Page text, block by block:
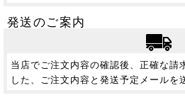
発送のご案内
当店でご注文内容の確認後、正確な請
した、ご注文内容と発送予定メールを